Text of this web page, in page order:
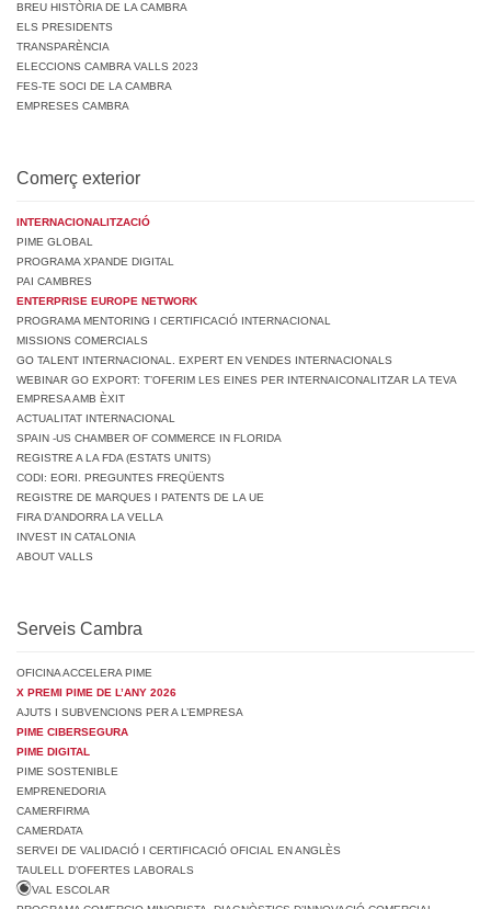
BREU HISTÒRIA DE LA CAMBRA
ELS PRESIDENTS
TRANSPARÈNCIA
ELECCIONS CAMBRA VALLS 2023
FES-TE SOCI DE LA CAMBRA
EMPRESES CAMBRA
Comerç exterior
INTERNACIONALITZACIÓ
PIME GLOBAL
PROGRAMA XPANDE DIGITAL
PAI CAMBRES
ENTERPRISE EUROPE NETWORK
PROGRAMA MENTORING I CERTIFICACIÓ INTERNACIONAL
MISSIONS COMERCIALS
GO TALENT INTERNACIONAL. EXPERT EN VENDES INTERNACIONALS
WEBINAR GO EXPORT: T’OFERIM LES EINES PER INTERNAICONALITZAR LA TEVA
EMPRESA AMB ÈXIT
ACTUALITAT INTERNACIONAL
SPAIN -US CHAMBER OF COMMERCE IN FLORIDA
REGISTRE A LA FDA (ESTATS UNITS)
CODI: EORI. PREGUNTES FREQÜENTS
REGISTRE DE MARQUES I PATENTS DE LA UE
FIRA D’ANDORRA LA VELLA
INVEST IN CATALONIA
ABOUT VALLS
Serveis Cambra
OFICINA ACCELERA PIME
X PREMI PIME DE L’ANY 2026
AJUTS I SUBVENCIONS PER A L’EMPRESA
PIME CIBERSEGURA
PIME DIGITAL
PIME SOSTENIBLE
EMPRENEDORIA
CAMERFIRMA
CAMERDATA
SERVEI DE VALIDACIÓ I CERTIFICACIÓ OFICIAL EN ANGLÈS
TAULELL D’OFERTES LABORALS
VAL ESCOLAR